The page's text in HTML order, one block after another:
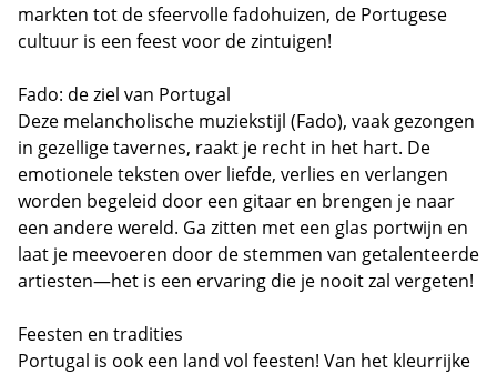
markten tot de sfeervolle fadohuizen, de Portugese
cultuur is een feest voor de zintuigen!
Fado: de ziel van Portugal
Deze melancholische muziekstijl (Fado), vaak gezongen
in gezellige tavernes, raakt je recht in het hart. De
emotionele teksten over liefde, verlies en verlangen
worden begeleid door een gitaar en brengen je naar
een andere wereld. Ga zitten met een glas portwijn en
laat je meevoeren door de stemmen van getalenteerde
artiesten—het is een ervaring die je nooit zal vergeten!
Feesten en tradities
Portugal is ook een land vol feesten! Van het kleurrijke